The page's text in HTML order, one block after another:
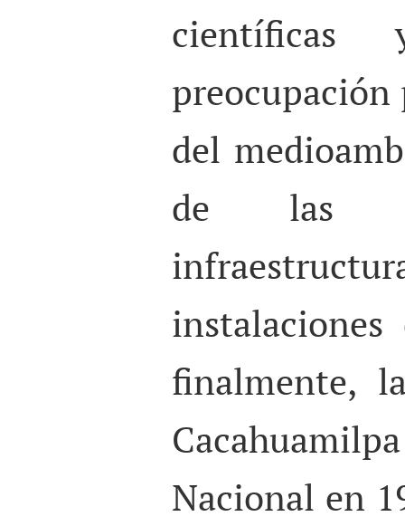
preocupación
del
de las
finalmente,
Nacional en